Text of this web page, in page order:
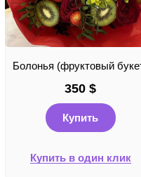
Болонья (фруктовый
350 $
Купить
Купить в один клик